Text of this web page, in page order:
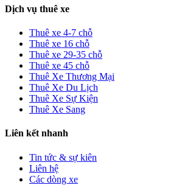
Dịch vụ thuê xe
Thuê xe 4-7 chỗ
Thuê xe 16 chỗ
Thuê xe 29-35 chỗ
Thuê xe 45 chỗ
Thuê Xe Thương Mại
Thuê Xe Du Lịch
Thuê Xe Sự Kiện
Thuê Xe Sang
Liên kết nhanh
Tin tức & sự kiên
Liên hệ
Các dòng xe